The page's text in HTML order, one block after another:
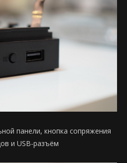
панели, кнопка сопряжения
и USB-разъём